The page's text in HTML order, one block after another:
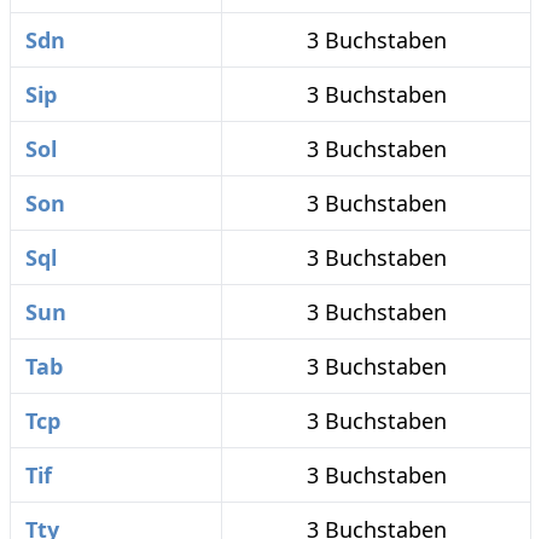
Sdn
3 Buchstaben
Sip
3 Buchstaben
Sol
3 Buchstaben
Son
3 Buchstaben
Sql
3 Buchstaben
Sun
3 Buchstaben
Tab
3 Buchstaben
Tcp
3 Buchstaben
Tif
3 Buchstaben
Tty
3 Buchstaben